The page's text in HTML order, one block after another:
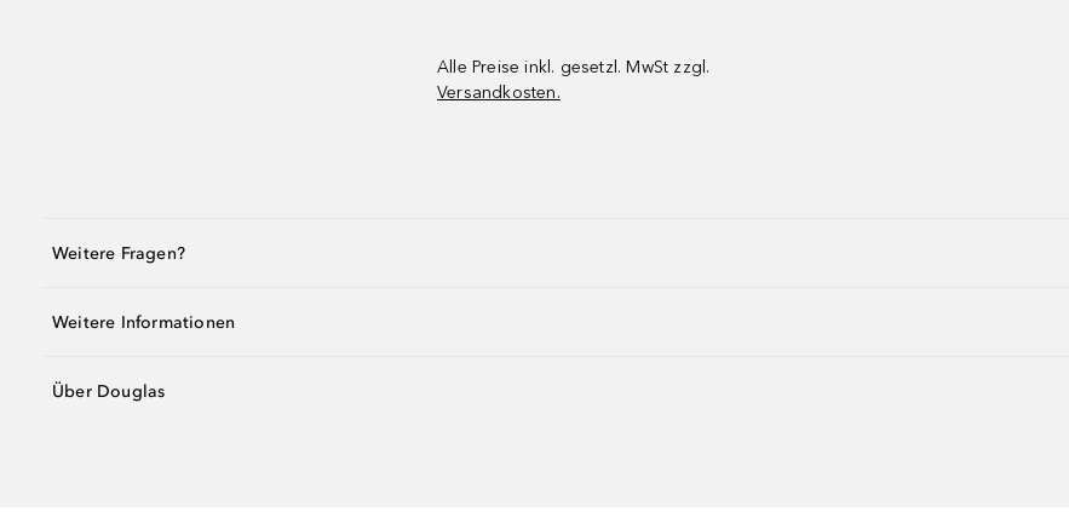
Alle Preise inkl. gesetzl. MwSt zzgl.
Versandkosten.
Weitere Fragen?
Weitere Informationen
Über Douglas